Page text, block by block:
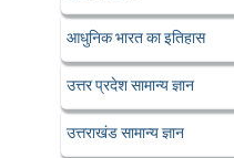
आधुनिक भारत का इतिहास
उत्तर प्रदेश सामान्य ज्ञान
उत्तराखंड सामान्य ज्ञान